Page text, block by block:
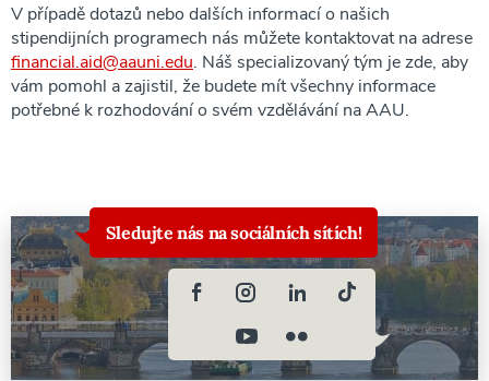
V případě dotazů nebo dalších informací o našich
stipendijních programech nás můžete kontaktovat na adrese
financial.aid@aauni.edu. Náš specializovaný tým je zde, aby
vám pomohl a zajistil, že budete mít všechny informace
potřebné k rozhodování o svém vzdělávání na AAU.
Sledujte nás na sociálních sítích!